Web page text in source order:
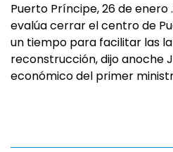
Puerto Príncipe, 26 de
evalúa cerrar el centro de
un tiempo para facilitar las
reconstrucción, dijo anoche
económico del primer